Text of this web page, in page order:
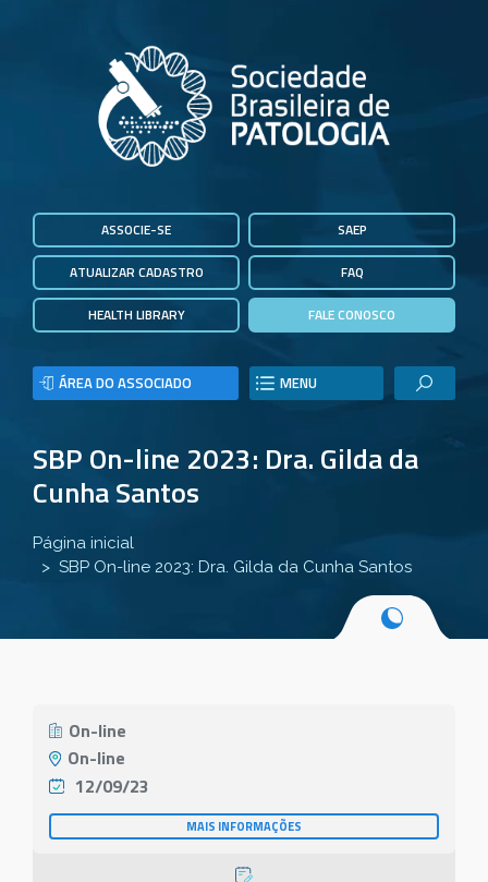
ASSOCIE-SE
ATUALIZAR CADASTRO
HEALTH LIBRARY
SAEP
FAQ
FALE CONOSCO
ÁREA DO ASSOCIADO MENU
SBP On-line 2023: Dra. Gilda da
Cunha Santos
Página inicial
SBP On-line 2023: Dra. Gilda da Cunha Santos
On-line
On-line
12/09/23
MAIS INFORMAÇÕES